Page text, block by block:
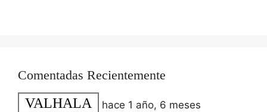
Comentadas Recientemente
VALHALA hace 1 año, 6 meses